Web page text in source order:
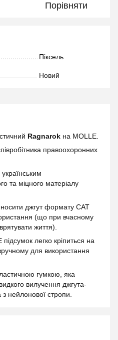
Порівняти
Піксель
Новий
Ragnarok на MOLLE.
правоохоронних
та міцного матеріалу
джгут формату CAT
(що при вчасному
життя).
легко кріпиться на
для використання
гумкою, яка
вилучення джгута-
з нейлонової стропи.